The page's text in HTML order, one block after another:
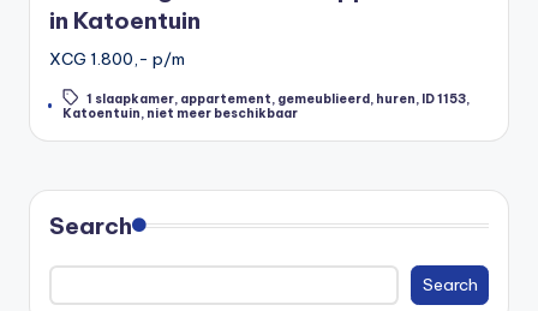
in Katoentuin
XCG 1.800,- p/m
Tags: 1 slaapkamer, appartement, gemeublieerd, huren, ID 1153,
Katoentuin, niet meer beschikbaar
Search
Search